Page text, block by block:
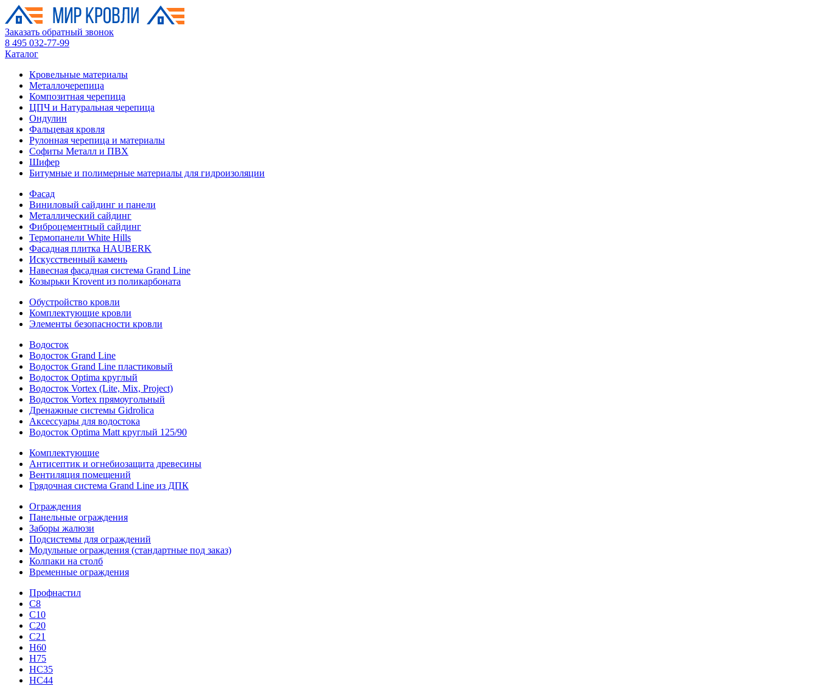
Заказать обратный звонок
8 495 032-77-99
Каталог
Кровельные материалы
Металлочерепица
Композитная черепица
ЦПЧ и Натуральная черепица
Ондулин
Фальцевая кровля
Рулонная черепица и материалы
Софиты Металл и ПВХ
Шифер
Битумные и полимерные материалы для гидроизоляции
Фасад
Виниловый сайдинг и панели
Металлический сайдинг
Фиброцементный сайдинг
Термопанели White Hills
Фасадная плитка HAUBERK
Искусственный камень
Навесная фасадная система Grand Line
Козырьки Krovent из поликарбоната
Обустройство кровли
Комплектующие кровли
Элементы безопасности кровли
Водосток
Водосток Grand Line
Водосток Grand Line пластиковый
Водосток Optima круглый
Водосток Vortex (Lite, Mix, Project)
Водосток Vortex прямоугольный
Дренажные системы Gidrolica
Аксессуары для водостока
Водосток Optima Matt круглый 125/90
Комплектующие
Антисептик и огнебиозащита древесины
Вентиляция помещений
Грядочная система Grand Line из ДПК
Ограждения
Панельные ограждения
Заборы жалюзи
Подсистемы для ограждений
Модульные ограждения (стандартные под заказ)
Колпаки на столб
Временные ограждения
Профнастил
С8
С10
С20
С21
H60
H75
HС35
НС44